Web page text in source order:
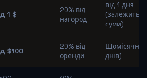
1 $
20% від
нагород
від 1 дня
(залежить
суми)
$100
20% від
оренди
Щомісячні
днів)